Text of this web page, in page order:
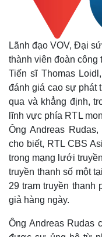
Lãnh đạo VOV, Đại
thành viên đoàn công
Tiến sĩ Thomas
đánh giá cao sự phát
qua và khẳng định,
lĩnh vực phía RTL
Ông Andreas
cho biết, RTL CBS
trong mạng lưới
truyền thanh số một
29 trạm truyền thanh
giả hàng ngày.
Ông Andreas Rudas